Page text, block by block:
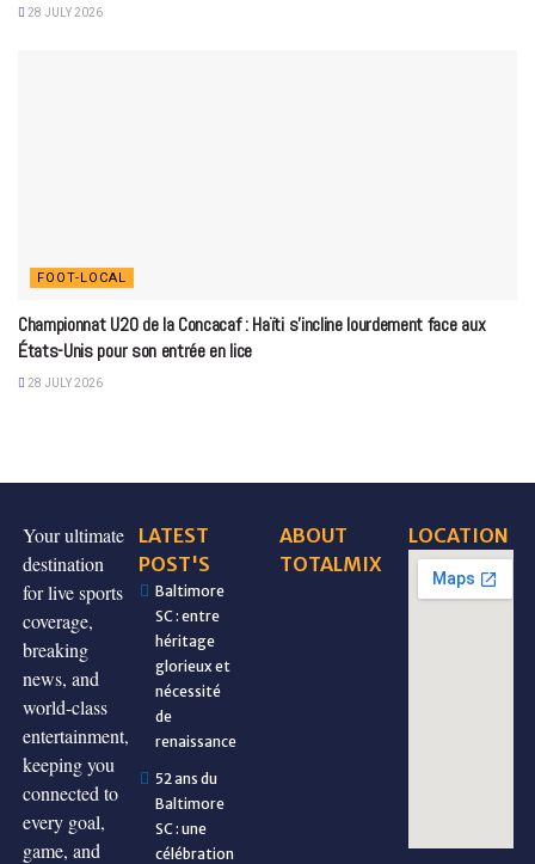
28 JULY 2026
FOOT-LOCAL
Championnat U20 de la Concacaf : Haïti s’incline lourdement face aux
États-Unis pour son entrée en lice
28 JULY 2026
Your ultimate
destination
for live sports
coverage,
breaking
news, and
world-class
entertainment,
keeping you
connected to
every goal,
game, and
LATEST
POST'S
Baltimore
SC : entre
héritage
glorieux et
nécessité
de
renaissance
52 ans du
Baltimore
SC : une
célébration
ABOUT
TOTALMIX
LOCATION